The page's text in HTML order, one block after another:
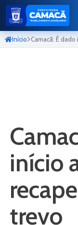
Início Camacã: É
início
trevo